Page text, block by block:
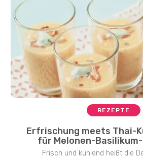
REZEPTE
Erfrischung meets Thai-
für Melonen-
Frisch und kühlend heißt die